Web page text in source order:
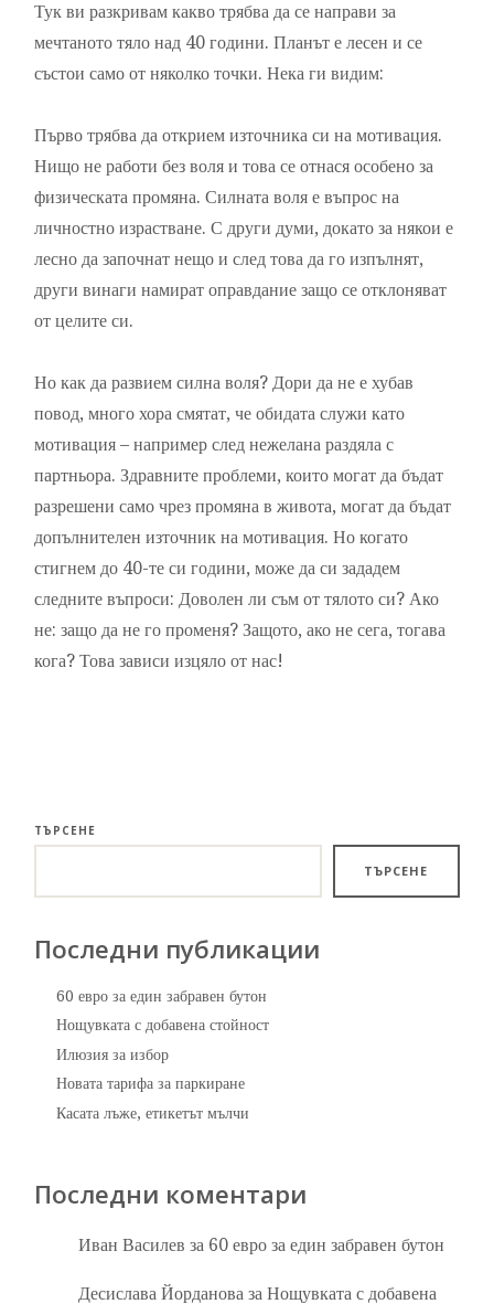
Тук ви разкривам какво трябва да се направи за
мечтаното тяло над 40 години. Планът е лесен и се
състои само от няколко точки. Нека ги видим:
Първо трябва да открием източника си на мотивация.
Нищо не работи без воля и това се отнася особено за
физическата промяна. Силната воля е въпрос на
личностно израстване. С други думи, докато за някои е
лесно да започнат нещо и след това да го изпълнят,
други винаги намират оправдание защо се отклоняват
от целите си.
Но как да развием силна воля? Дори да не е хубав
повод, много хора смятат, че обидата служи като
мотивация – например след нежелана раздяла с
партньора. Здравните проблеми, които могат да бъдат
разрешени само чрез промяна в живота, могат да бъдат
допълнителен източник на мотивация. Но когато
стигнем до 40-те си години, може да си зададем
следните въпроси: Доволен ли съм от тялото си? Ако
не: защо да не го променя? Защото, ако не сега, тогава
кога? Това зависи изцяло от нас!
ТЪРСЕНЕ
ТЪРСЕНЕ
Последни публикации
60 евро за един забравен бутон
Нощувката с добавена стойност
Илюзия за избор
Новата тарифа за паркиране
Касата лъже, етикетът мълчи
Последни коментари
Иван Василев за 60 евро за един забравен бутон
Десислава Йорданова заНощувката с добавена